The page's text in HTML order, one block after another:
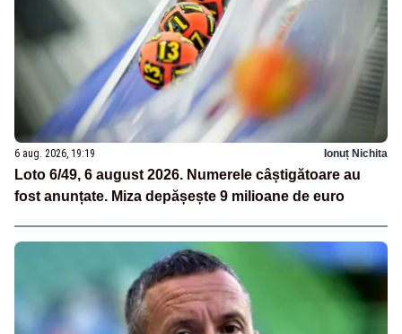
6 aug. 2026, 19:19 Ionuț Nichita
Loto 6/49, 6 august 2026. Numerele câștigătoare au
fost anunțate. Miza depășește 9 milioane de euro